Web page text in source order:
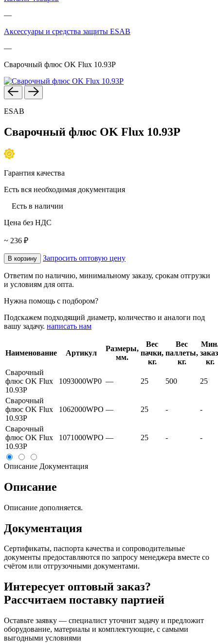
—
Аксессуары и средства защиты ESAB
—
Сварочный флюс OK Flux 10.93P
ESAB
Сварочный флюс OK Flux 10.93P
Гарантия качества
Есть вся необходимая документация
Есть в наличии
Цена без НДС
~ 236 ₽
В корзину Запросить оптовую цену
Ответим по наличию, минимальному заказу, срокам отгрузки
и условиям для опта.
Нужна помощь с подбором?
Подскажем подходящий диаметр, количество и аналоги под
вашу задачу. написать нам
Наименование Артикул
Размеры,
мм.
Вес
пачки,
кг.
Вес
паллеты,
кг.
кг.
Сварочный
флюс OK Flux
10.93P
1093000WP0 — 25 500 25
Сварочный
флюс OK Flux
10.93P
1062000WPO — 25 - -
Сварочный
флюс OK Flux
10.93P
1071000WPO — 25 - -
Описание Документация
Описание
Описание дополняется.
Документация
Сертификаты, паспорта качества и сопроводительные
документы предоставляются по запросу менеджера вместе со
счётом или отгрузочными документами.
Интересует оптовый заказ?
Рассчитаем поставку партией
Оставьте заявку — специалист уточнит задачу и предложит
оборудование, материалы и комплектующие, с самыми
выгодными условиями